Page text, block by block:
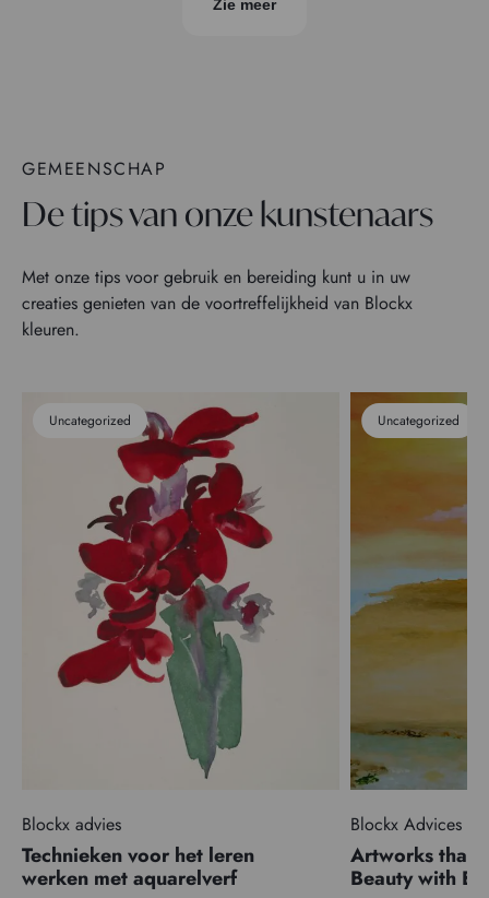
Zie meer
GEMEENSCHAP
De tips van onze kunstenaars
Met onze tips voor gebruik en bereiding kunt u in uw
creaties genieten van de voortreffelijkheid van Blockx
kleuren.
Uncategorized
Blockx advies
Technieken voor het leren
werken met aquarelverf
Uncategorized
Blockx Advices
Artworks that
Beauty with